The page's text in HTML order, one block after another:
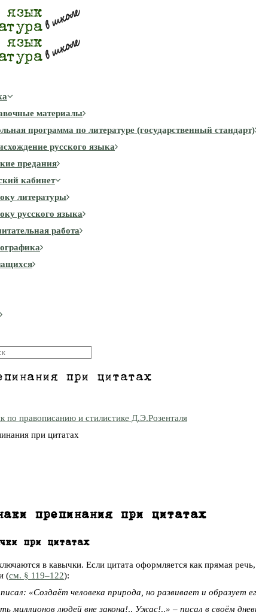
материалы
программа по литературе (государственный стандарт)
русского языка
предания
кабинет
литературы
русского языка
работа
при цитатах
по правописанию и стилистике Д.Э.Розенталя
при цитатах
препинания при цитатах
при цитатах
в кавычки. Если цитата оформляется как прямая
(см. § 119–122):
писал: «Создаёт человека природа, но развивает и образует
миллионов людей вне закона!.. Ужас!..» – писал в своём